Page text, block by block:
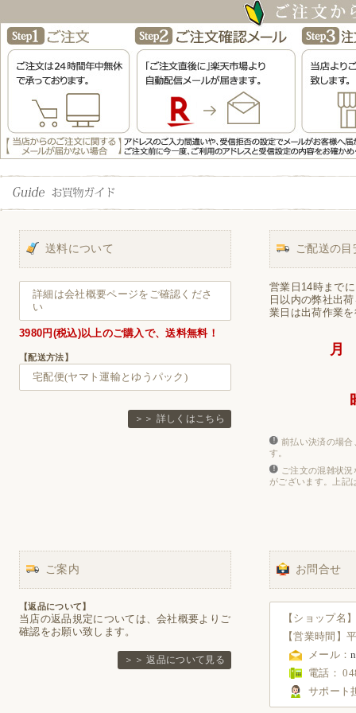
送料について
詳細は会社概要ページをご確認くださ
い
3980円(税込)以上のご購入で、送料無料！
【配送方法】
宅配便(ヤマト運輸とゆうパック)
＞＞ 詳しくはこちら
ご配送の目
営業日14時まで
日以内の弊社出
業日は出荷作業
前払い決済の場
す。
ご注文の混雑状
がございます。上記
ご案内
【返品について】
当店の返品規定については、会社概要よりご
確認をお願い致します。
＞＞ 返品について見る
お問合せ
【ショップ名
【営業時間】
メール：
電話：
サポート